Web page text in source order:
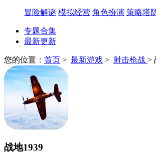
冒险解谜 模拟经营 角色扮演 策略塔
专题合集
最新更新
您的位置： 首页 > 最新游戏 > 射击枪战 >
战地1939